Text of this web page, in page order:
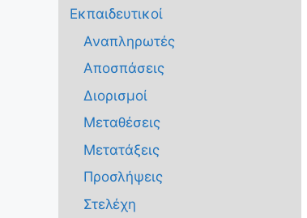
Εκπαιδευτικοί
Αναπληρωτές
Αποσπάσεις
Διορισμοί
Μεταθέσεις
Μετατάξεις
Προσλήψεις
Στελέχη